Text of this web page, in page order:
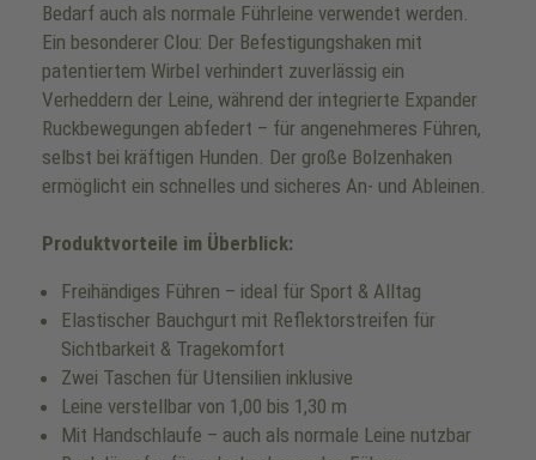
Bedarf auch als normale Führleine verwendet werden.
Ein besonderer Clou: Der Befestigungshaken mit
patentiertem Wirbel verhindert zuverlässig ein
Verheddern der Leine, während der integrierte Expander
Ruckbewegungen abfedert – für angenehmeres Führen,
selbst bei kräftigen Hunden. Der große Bolzenhaken
ermöglicht ein schnelles und sicheres An- und Ableinen.
Produktvorteile im Überblick:
Freihändiges Führen – ideal für Sport & Alltag
Elastischer Bauchgurt mit Reflektorstreifen für
Sichtbarkeit & Tragekomfort
Zwei Taschen für Utensilien inklusive
Leine verstellbar von 1,00 bis 1,30 m
Mit Handschlaufe – auch als normale Leine nutzbar